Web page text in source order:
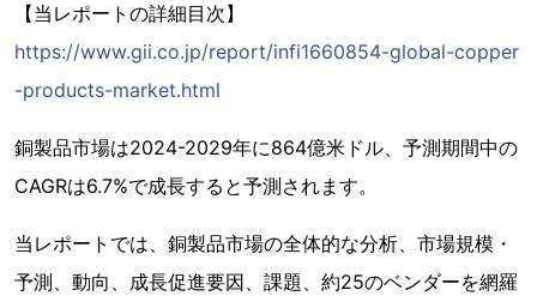
【当レポートの詳細目次】
https://www.gii.co.jp/report/infi1660854-global-copper
-products-market.html
銅製品市場は2024-2029年に864億米ドル、予測期間中の
CAGRは6.7%で成長すると予測されます。
当レポートでは、銅製品市場の全体的な分析、市場規模・
予測、動向、成長促進要因、課題、約25のベンダーを網羅